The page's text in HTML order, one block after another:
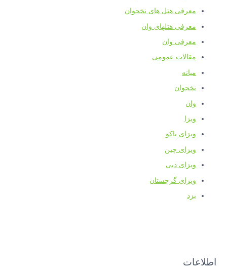
معرفی هتل های نخجوان
معرفی هتلهای وان
معرفی وان
مقالات عمومی
میانه
نخجوان
وان
ویزا
ویزای باکو
ویزای چین
ویزای دبی
ویزای گرجستان
یزد
اطلاعات